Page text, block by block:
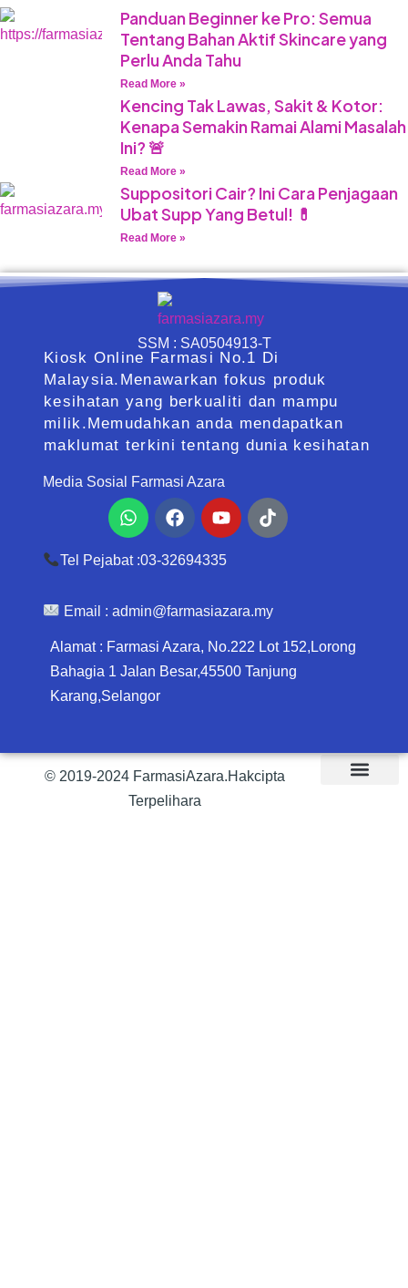
Panduan Beginner ke Pro: Semua
Tentang Bahan Aktif Skincare yang
Perlu Anda Tahu
Read More »
Kencing Tak Lawas, Sakit & Kotor:
Kenapa Semakin Ramai Alami Masalah
Ini? 🚨
Read More »
Suppositori Cair? Ini Cara Penjagaan
Ubat Supp Yang Betul! 💊
Read More »
SSM : SA0504913-T
Kiosk Online Farmasi No.1 Di
Malaysia.Menawarkan fokus produk
kesihatan yang berkualiti dan mampu
milik.Memudahkan anda mendapatkan
maklumat terkini tentang dunia kesihatan
Media Sosial Farmasi Azara
WhatsappFacebookYoutubeTiktok
Tel Pejabat :03-32694335
Email : admin@farmasiazara.my
Alamat : Farmasi Azara, No.222 Lot 152,Lorong
Bahagia 1 Jalan Besar,45500 Tanjung
Karang,Selangor
© 2019-2024 FarmasiAzara.Hakcipta
Terpelihara